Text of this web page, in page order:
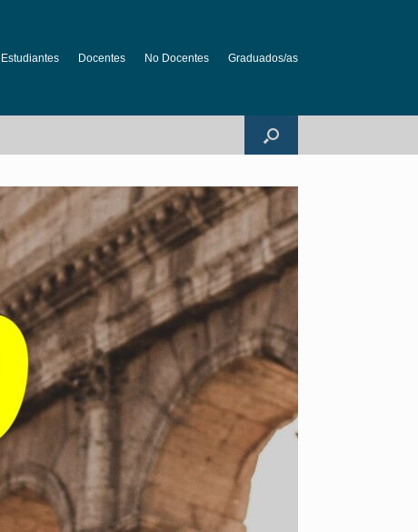
Estudiantes Docentes No Docentes Graduados/as